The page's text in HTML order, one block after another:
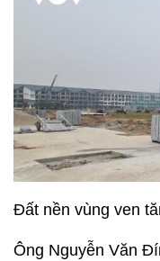
Đất nền vùng ven
Ông Nguyễn Văn